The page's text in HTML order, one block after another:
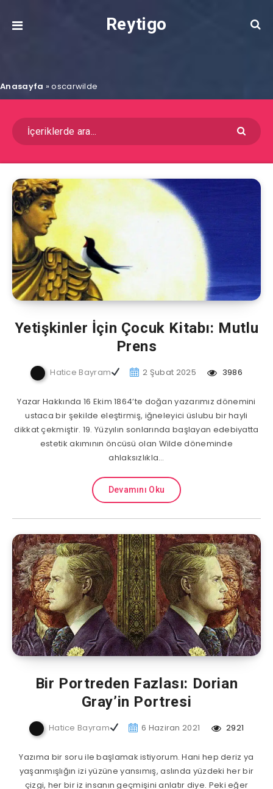
Reytigo
Anasayfa »oscarwilde
Yetişkinler İçin Çocuk Kitabı: Mutlu
Prens
Hatice Bayram 2 Şubat 2025 3986
Yazar Hakkında 16 Ekim 1864’te doğan yazarımız dönemini
ustaca bir şekilde eleştirmiş, iğneleyici üslubu bir hayli
dikkat çekmiştir. 19. Yüzyılın sonlarında başlayan edebiyatta
estetik akımının öncüsü olan Wilde döneminde
ahlaksızlıkla…
Devamını Oku
Bir Portreden Fazlası: Dorian
Gray’in Portresi
Hatice Bayram 6 Haziran 2021 2921
Yazıma bir soru ile başlamak istiyorum. Hani hep deriz ya
yaşanmışlığın izi yüzüne yansımış, aslında yüzdeki her bir
çizgi, her bir iz insanın geçmişini anlatır diye. Peki eğer